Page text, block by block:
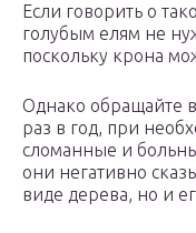
Если говорить о
голубым елям не
поскольку крона
Однако обращайте
раз в год, при
сломанные и
они негативно
виде дерева, но и